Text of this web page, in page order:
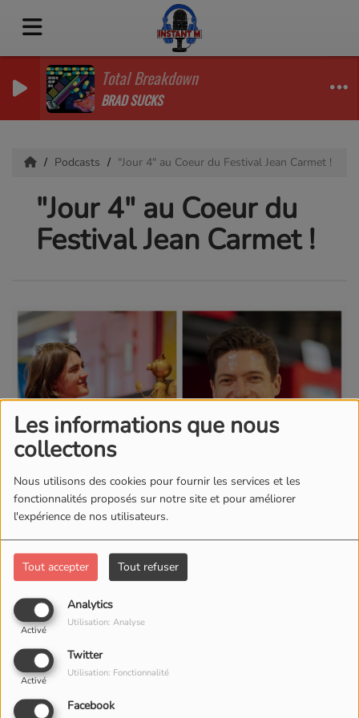
Les informations que nous
collectons
Nous utilisons des cookies pour fournir les services et les
fonctionnalités proposés sur notre site et pour améliorer
l'expérience de nos utilisateurs.
Tout accepter Tout refuser
Analytics
Activé
Utilisation: Analyse
Twitter
Activé
Utilisation: Fonctionnalité
Facebook
Total Breakdown
BRAD SUCKS
Podcasts "Jour 4" au Coeur du Festival Jean Carmet !
"Jour 4" au Coeur du
Festival Jean Carmet !
28 OCTOBRE 2025
ÉCOUTER LE PODCAST